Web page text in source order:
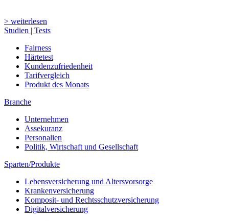
> weiterlesen
Studien | Tests
Fairness
Härtetest
Kundenzufriedenheit
Tarifvergleich
Produkt des Monats
Branche
Unternehmen
Assekuranz
Personalien
Politik, Wirtschaft und Gesellschaft
Sparten/Produkte
Lebensversicherung und Altersvorsorge
Krankenversicherung
Komposit- und Rechtsschutzversicherung
Digitalversicherung